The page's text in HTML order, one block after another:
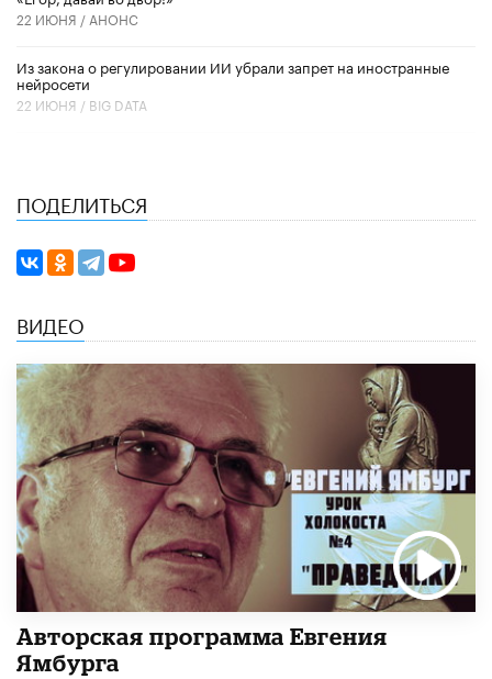
22 ИЮНЯ / АНОНС
Из закона о регулировании ИИ убрали запрет на иностранные
нейросети
22 ИЮНЯ / BIG DATA
ПОДЕЛИТЬСЯ
ВИДЕО
Авторская программа Евгения
Ямбурга